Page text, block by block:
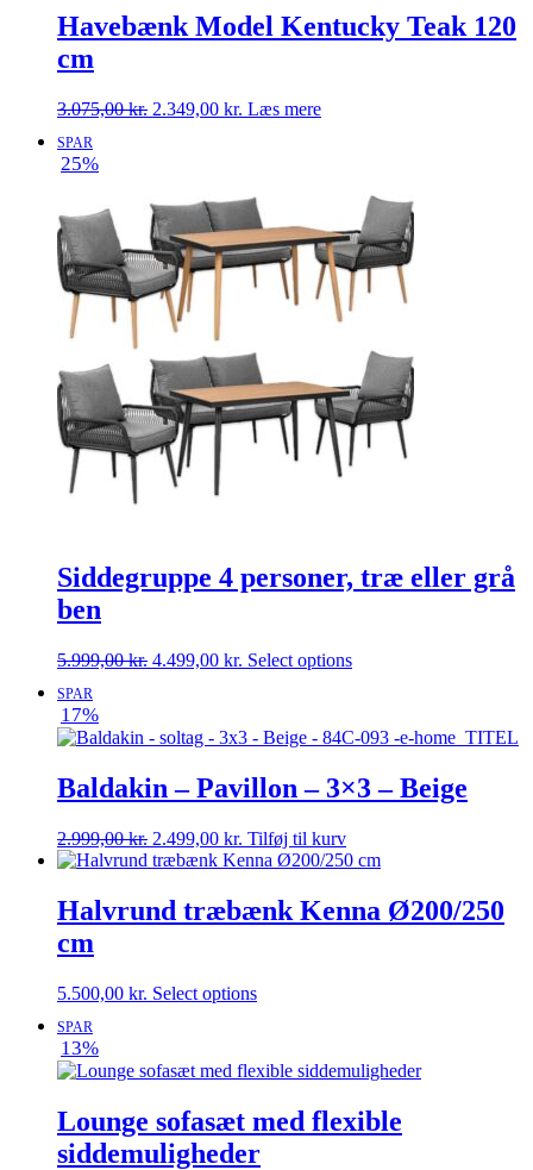
Havebænk Model Kentucky Teak 120
cm
3.075,00kr. Den
2.349,00 kr. Den
2.349,00 kr..
Læs mere
SPAR
25%
Siddegruppe 4 personer, træ eller grå
ben
5.999,00kr. Den
5.999,00 kr..
4.499,00 kr. Den
4.499,00 kr..
Select options
SPAR
17%
Baldakin – Pavillon – 3×3 – Beige
2.999,00kr. Den
oprindelige
var:
2.999,00 kr..
2.499,00 kr. Den
aktuelle
2.499,00 kr..
Tilføj til kurv
Halvrund træbænk Kenna Ø200/250
cm
5.500,00 kr. Select options
SPAR
13%
Lounge sofasæt med flexible
siddemuligheder